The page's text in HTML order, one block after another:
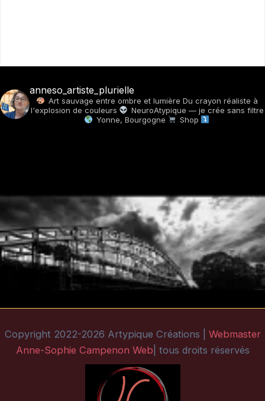
anneso_artiste_plurielle
Art sauvage entre ombre et lumière Du crayon réaliste à
l'explosion de couleurs
NeuroAtypique — je crée sans filtre
Yonne, Bourgogne
Shop
Copyright 2022-2026 Artypique Créations | Webmaster
Anne-Sophie Campenon Web | tous droits réservés